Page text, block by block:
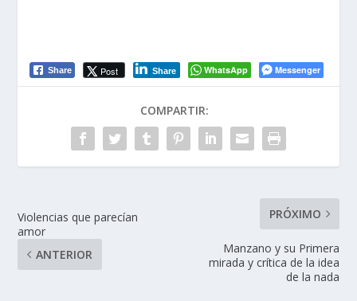
Share Post Share WhatsApp Messenger
COMPARTIR:
Violencias que parecían
amor
ANTERIOR
PRÓXIMO
Manzano y su Primera
mirada y crítica de la idea
de la nada